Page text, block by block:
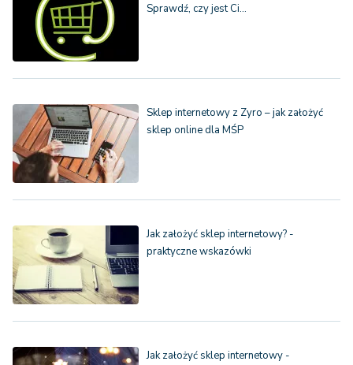
Sprawdź, czy jest Ci…
Sklep internetowy z Zyro – jak założyć
sklep online dla MŚP
Jak założyć sklep internetowy? -
praktyczne wskazówki
Jak założyć sklep internetowy -